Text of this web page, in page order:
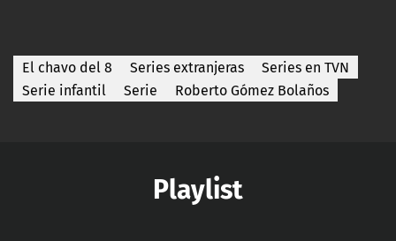
El chavo del 8 Series extranjeras
Series en TVN
Serie infantil
Serie Roberto Gómez Bolaños
Playlist